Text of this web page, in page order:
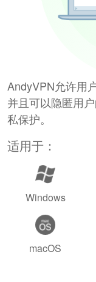
AndyVPN允许用
并且可以隐匿用
私保护。
适用于：
Windows
macOS